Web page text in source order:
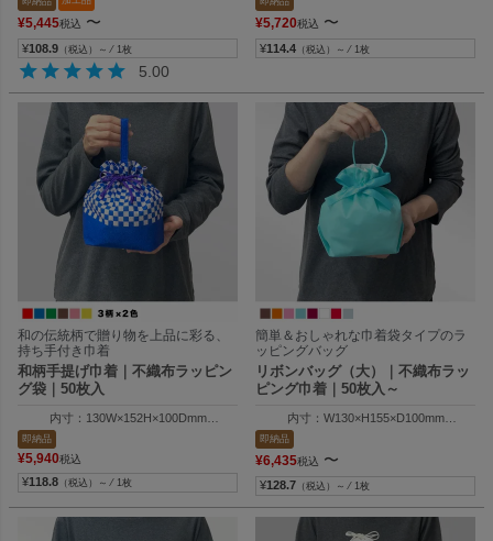
¥5,445税込 〜
¥108.9 （税込）～ ⁄ 1枚
5.00
¥5,720税込 〜
¥114.4 （税込）～ ⁄ 1枚
和の伝統柄で贈り物を上品に彩る、
持ち手付き巾着
和柄手提げ巾着｜不織布ラッピン
グ袋｜50枚入
内寸：130W×152H×100Dmm
外寸：130W×205H×100Dmm
即納品
¥5,940税込
¥118.8 （税込）～ ⁄ 1枚
簡単＆おしゃれな巾着袋タイプのラ
ッピングバッグ
リボンバッグ（大）｜不織布ラッ
ピング巾着｜50枚入～
内寸：W130×H155×D100mm
外寸：W130×H205×D100mm
即納品
¥6,435税込 〜
¥128.7 （税込）～ ⁄ 1枚